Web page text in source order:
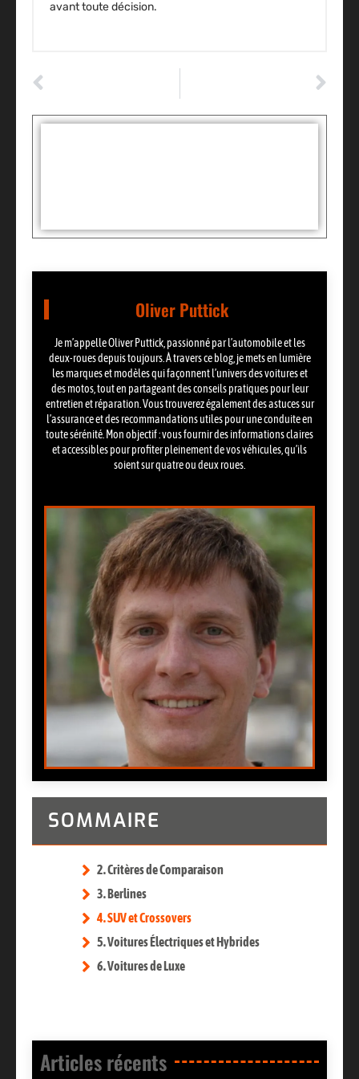
avant toute décision.
Oliver Puttick
Je m’appelle Oliver Puttick, passionné par l’automobile et les
deux-roues depuis toujours. À travers ce blog, je mets en lumière
les marques et modèles qui façonnent l’univers des voitures et
des motos, tout en partageant des conseils pratiques pour leur
entretien et réparation. Vous trouverez également des astuces sur
l’assurance et des recommandations utiles pour une conduite en
toute sérénité. Mon objectif : vous fournir des informations claires
et accessibles pour profiter pleinement de vos véhicules, qu’ils
soient sur quatre ou deux roues.
SOMMAIRE
2. Critères de Comparaison
3. Berlines
4. SUV et Crossovers
5. Voitures Électriques et Hybrides
6. Voitures de Luxe
Articles récents​